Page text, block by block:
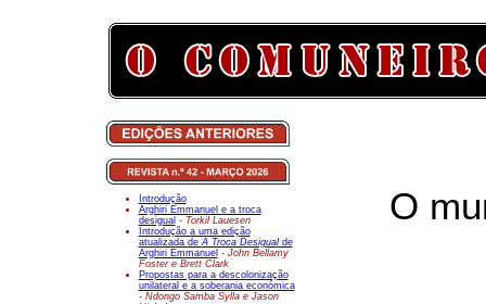
Introdução
Arghiri Emmanuel e a troca
desigual - Torkil Lauesen
Introdução a uma edição
atualizada deA Troca Desigualde
Arghiri Emmanuel - John Bellamy
Foster e Brett Clark
Propostas para a descolonização
unilateral e a soberania económica
- Ndongo Samba Sylla e Jason
O